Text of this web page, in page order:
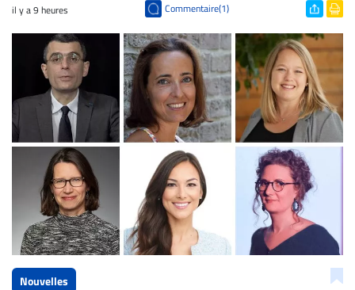
il y a 9 heures Commentaire(1)
Nouvelles